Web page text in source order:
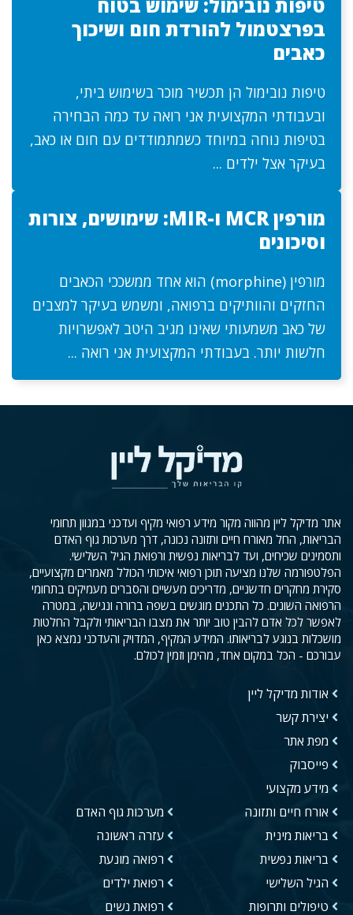
טיפות נובימול: שימוש בטוח
בפרצטמול להורדת חום ושיכוך
כאבים
טיפות נובימול הן תכשיר מוכר בשימוש ביתי,
ובעבודתי המקצועית אני רואה עד כמה הבחירה
בטיפות נוחה במיוחד כשמתמודדים עם חום או כאב,
בעיקר אצל ילדים ...
מורפין MCR ו-MIR: שימושים, צורות
וסיכונים
מורפין (morphine) הוא אחד ממשככי הכאבים
החזקים והוותיקים ברפואה, ומשמש בעיקר למצבים
של כאב משמעותי שאינו מגיב היטב לאפשרויות
חלשות יותר. בעבודתי המקצועית אני רואה ...
אתר מדיקל ליין מהווה מקור מידע רפואי מקיף ועדכני במגוון תחומי
הבריאות, החל מאורח חיים ותזונה נכונה, דרך מערכות גוף האדם
ותסמינים שכיחים, ועד לבריאות נפשית ורפואת הגיל השלישי.
הפלטפורמה שלנו מציעה תוכן רפואי איכותי הכולל מאמרים מקצועיים,
סקירת מחקרים חדשניים, מדריכים מעשיים והסברים מעמיקים בתחומי
הרפואה השונים. כל התכנים מוגשים בשפה ברורה ונגישה, במטרה
לאפשר לכל אדם להבין טוב יותר את מצבו הבריאותי ולקבל החלטות
מושכלות בנוגע לבריאותו. המידע המקיף, המדויק והעדכני נמצא כאן
עבורכם - הכל במקום אחד, מהימן וזמין לכולם.
אודות מדיקל ליין
יצירת קשר
מפת אתר
פייסבוק
מידע מקצועי
אורח חיים ותזונה
בריאות מינית
בריאות נפשית
הגיל השלישי
טיפולים ותרופות
מערכות גוף האדם
עזרה ראשונה
רפואה מונעת
רפואת ילדים
רפואת נשים